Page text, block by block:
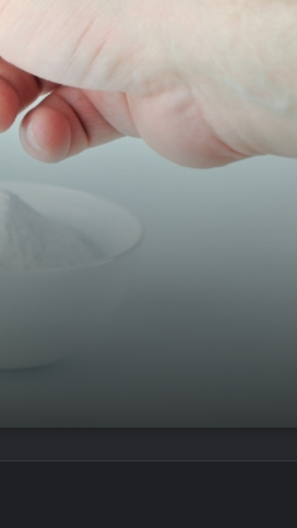
Makyajınızı sakın böyle
temizlemeyin! Bugüne kadar doğru
bilinen yanlış temizleme yöntemi
pahalıya mal oluyor
Sabahları dolaşık saçla
karşılaşmamanız için 7 öneri
Dopamin seviyesini artırmaya